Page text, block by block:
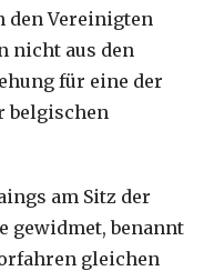
den Vereinigten
nicht aus den
für eine der
belgischen
am Sitz der
gewidmet, benannt
gleichen